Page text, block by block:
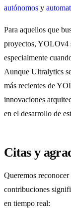
autónomos y
Para aquellos que
proyectos, YOLOv4
especialmente
Aunque Ultralytics
más recientes de
innovaciones
en el desarrollo de
Citas y
Queremos
contribuciones
en tiempo real: